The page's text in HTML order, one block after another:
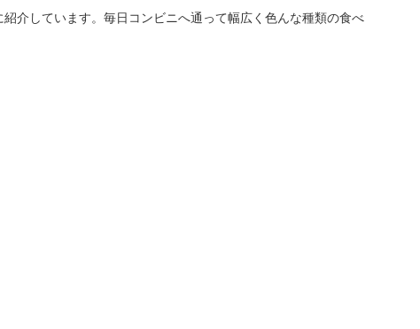
介しています。毎日コンビニへ通って幅広く色んな種類の食べ